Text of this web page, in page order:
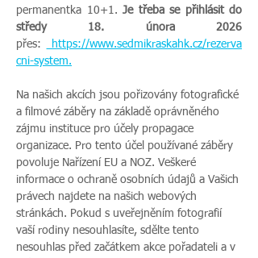
permanentka 10+1. Je třeba se přihlásit do
přes:
https://www.sedmikraskahk.cz/rezerva
cni-system.
Na našich akcích jsou pořizovány fotografické
a filmové záběry na základě oprávněného
zájmu instituce pro účely propagace
organizace. Pro tento účel používané záběry
povoluje Nařízení EU a NOZ. Veškeré
informace o ochraně osobních údajů a Vašich
právech najdete na našich webových
stránkách. Pokud s uveřejněním fotografií
vaší rodiny nesouhlasíte, sdělte tento
nesouhlas před začátkem akce pořadateli a v